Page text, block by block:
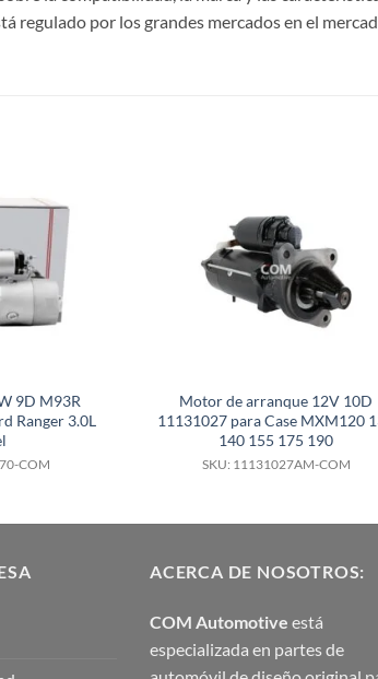
regulado por los grandes mercados en el
9D M93R
Ranger 3.0L
COM
Motor de arranque 12V 10D
11131027 para Case MXM120
140 155 175 190
SKU: 11131027AM-COM
ACERCA DE NOSOTROS:
COM Automotive está
especializada en partes de